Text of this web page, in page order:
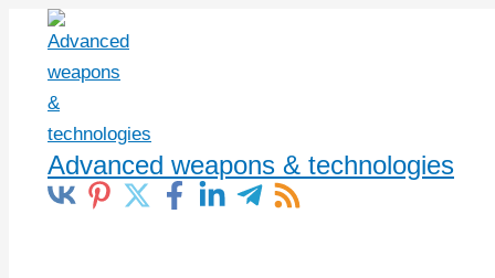
Перейти
содержимому
Advanced weapons & technologies